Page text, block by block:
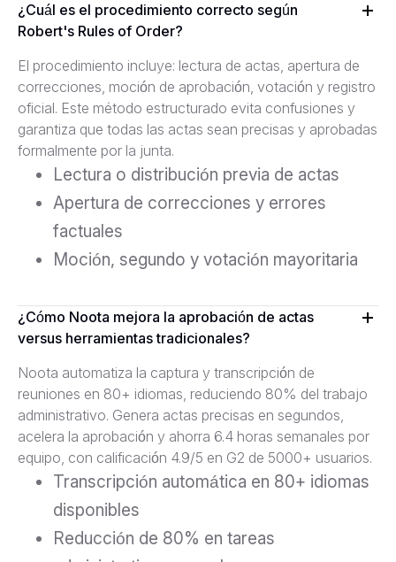
¿Cuál es el procedimiento correcto según
Robert's Rules of Order?
El procedimiento incluye: lectura de actas, apertura de
correcciones, moción de aprobación, votación y registro
oficial. Este método estructurado evita confusiones y
garantiza que todas las actas sean precisas y aprobadas
formalmente por la junta.
Lectura o distribución previa de actas
Apertura de correcciones y errores
factuales
Moción, segundo y votación mayoritaria
¿Cómo Noota mejora la aprobación de actas
versus herramientas tradicionales?
Noota automatiza la captura y transcripción de
reuniones en 80+ idiomas, reduciendo 80% del trabajo
administrativo. Genera actas precisas en segundos,
acelera la aprobación y ahorra 6.4 horas semanales por
equipo, con calificación 4.9/5 en G2 de 5000+ usuarios.
Transcripción automática en 80+ idiomas
disponibles
Reducción de 80% en tareas